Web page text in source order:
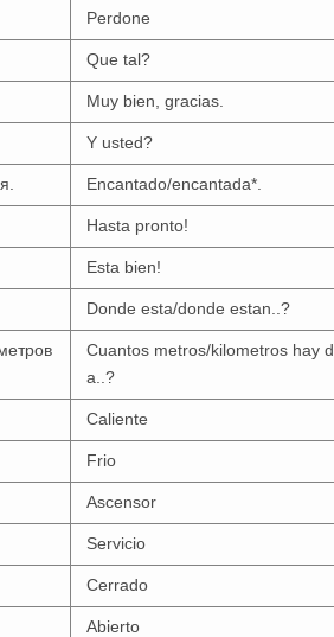
Perdone
Que tal?
Muy bien, gracias.
Y usted?
Encantado/encantada*.
Hasta pronto!
Esta bien!
Donde esta/donde estan..?
Cuantos metros/kilometros hay
a..?
Caliente
Frio
Ascensor
Servicio
Cerrado
Abierto